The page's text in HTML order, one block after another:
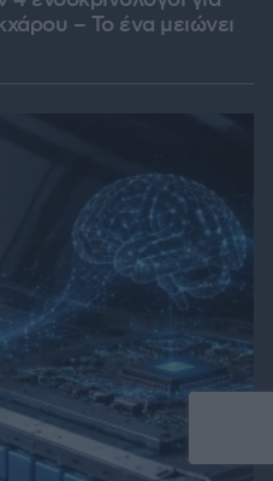
– Το ένα μειώνει